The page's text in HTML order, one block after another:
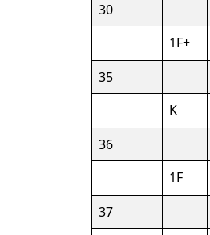
30
1F+
35
K
36
1F
37